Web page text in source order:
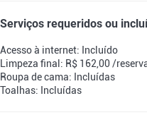
Serviços requeridos ou
Acesso à internet: Incluído
Limpeza final: R$ 162,00 /
Roupa de cama: Incluídas
Toalhas: Incluídas